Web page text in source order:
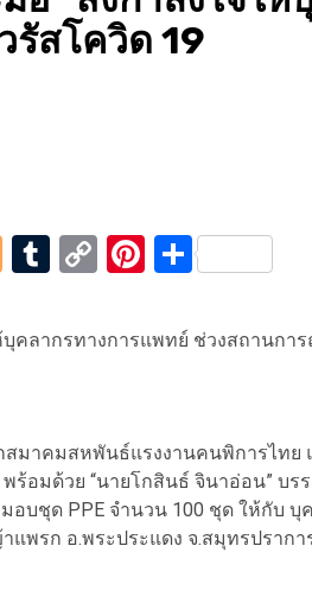
รัสโควิด 19
Blogger
Tumblr
CopyPinterest
Share
คลากรทางการแพทย์ ช่วงสถานกา
มาคมสหพันธ์แรงงานคนพิการไท
อมด้วย “นายโกสินธ์ จินาอ่อน” บ
อบชุด PPE จำนวน 100 ชุด ให้กับ
พรก อ.พระประแดง จ.สมุทรปรากา